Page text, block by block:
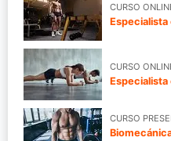
CURSO
CURSO
CURSO